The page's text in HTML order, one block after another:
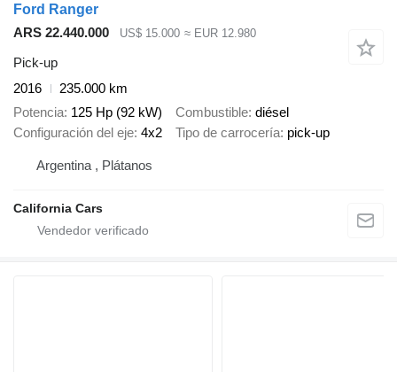
Ford Ranger
ARS 22.440.000
US$ 15.000 ≈ EUR 12.980
Pick-up
2016
235.000 km
Potencia 125 Hp (92 kW) Combustible diésel
Configuración del eje 4x2 Tipo de carrocería pick-up
Argentina , Plátanos
California Cars